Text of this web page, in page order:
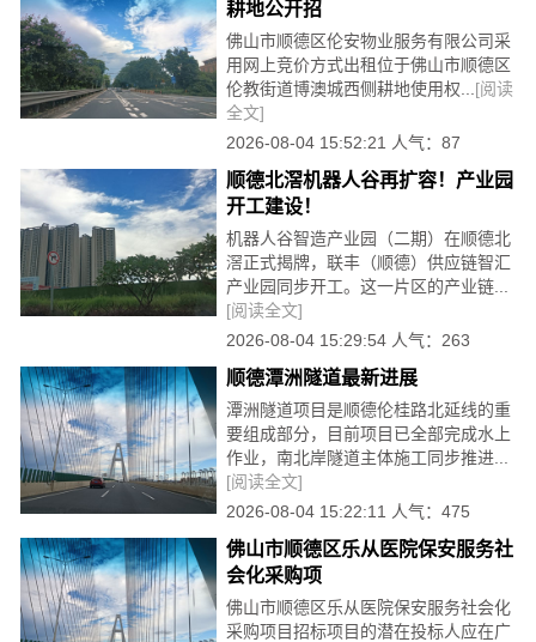
耕地公开招
佛山市顺德区伦安物业服务有限公司采
用网上竞价方式出租位于佛山市顺德区
伦教街道博澳城西侧耕地使用权... [阅读
全文]
2026-08-04 15:52:21 人气：87
顺德北滘机器人谷再扩容！产业园
开工建设！
机器人谷智造产业园（二期）在顺德北
滘正式揭牌，联丰（顺德）供应链智汇
产业园同步开工。这一片区的产业链...
[阅读全文]
2026-08-04 15:29:54 人气：263
顺德潭洲隧道最新进展
潭洲隧道项目是顺德伦桂路北延线的重
要组成部分，目前项目已全部完成水上
作业，南北岸隧道主体施工同步推进...
[阅读全文]
2026-08-04 15:22:11 人气：475
佛山市顺德区乐从医院保安服务社
会化采购项
佛山市顺德区乐从医院保安服务社会化
采购项目招标项目的潜在投标人应在广